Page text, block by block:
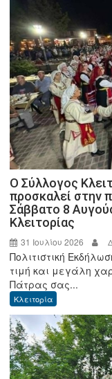
Ο Σύλλογος
προσκαλεί στην
Σάββατο 8
Κλειτορίας
31 Ιουλίου 2026
Πολιτιστική
τιμή και μεγάλη
Πάτρας σας...
Κλειτορία